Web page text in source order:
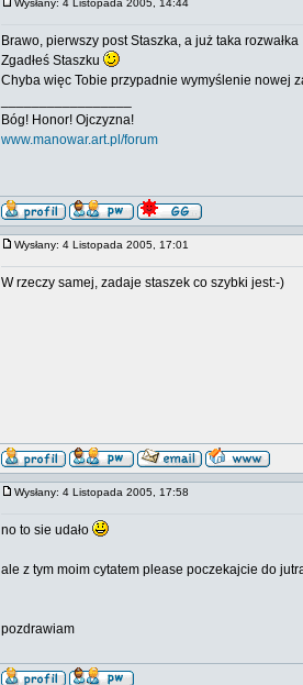
Wysłany: 4 Listopada 2005, 14:44
Brawo, pierwszy post Staszka, a już taka rozwałka
Zgadłeś Staszku
Chyba więc Tobie przypadnie wymyślenie nowej
Bóg! Honor! Ojczyzna!
www.manowar.art.pl/forum
Wysłany: 4 Listopada 2005, 17:01
W rzeczy samej, zadaje staszek co szybki jest:-)
Wysłany: 4 Listopada 2005, 17:58
no to sie udało
ale z tym moim cytatem please poczekajcie do
pozdrawiam